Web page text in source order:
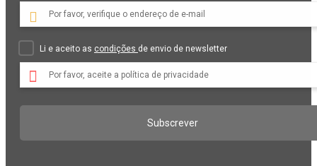
Por favor, verifique o endereço de e-mail
Subscrever
Li e aceito as condições de envio de newsletter
Por favor, aceite a política de privacidade